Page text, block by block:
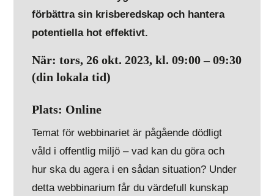
förbättra sin krisberedskap och hantera
potentiella hot effektivt.
När: tors, 26 okt. 2023, kl. 09:00 – 09:30
(din lokala tid)
Plats: Online
Temat för webbinariet är pågående dödligt
våld i offentlig miljö – vad kan du göra och
hur ska du agera i en sådan situation? Under
detta webbinarium får du värdefull kunskap